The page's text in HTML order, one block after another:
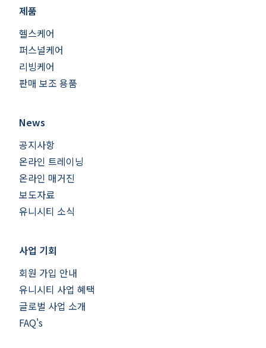
제품
헬스케어
퍼스널케어
리빙케어
판매 보조 용품
News
공지사항
온라인 트레이닝
온라인 매거진
보도자료
유니시티 소식
사업 기회
회원 가입 안내
유니시티 사업 혜택
글로벌 사업 소개
FAQ's